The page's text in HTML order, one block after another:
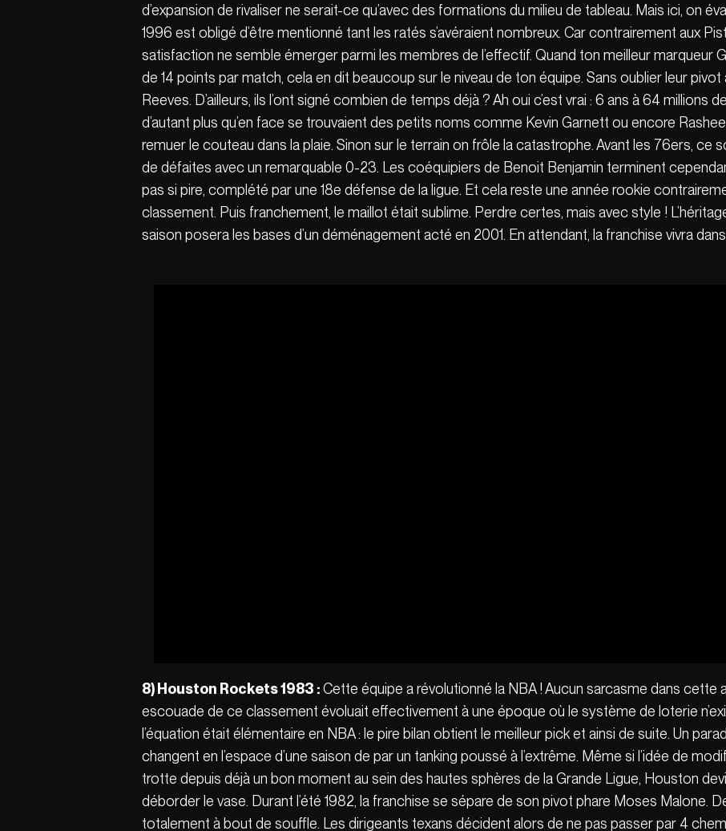
d’expansion de rivaliser ne serait-ce qu’avec des formations du milieu de tableau. Mais ici, on
1996 est obligé d’être mentionné tant les ratés s’avéraient nombreux. Car contrairement aux
satisfaction ne semble émerger parmi les membres de l’effectif. Quand ton meilleur marqueur
de 14 points par match, cela en dit beaucoup sur le niveau de ton équipe. Sans oublier leur
Reeves. D’ailleurs, ils l’ont signé combien de temps déjà ? Ah oui c’est vrai : 6 ans à 64 millions
d’autant plus qu’en face se trouvaient des petits noms comme Kevin Garnett ou encore
remuer le couteau dans la plaie. Sinon sur le terrain on frôle la catastrophe. Avant les 76ers, ce
de défaites avec un remarquable 0-23. Les coéquipiers de Benoit Benjamin terminent
pas si pire, complété par une 18e défense de la ligue. Et cela reste une année rookie
classement. Puis franchement, le maillot était sublime. Perdre certes, mais avec style !
saison posera les bases d’un déménagement acté en 2001. En attendant, la franchise vivra
8)Houston Rockets 1983 :Cette équipe a révolutionné la NBA ! Aucun sarcasme dans cette
escouade de ce classement évoluait effectivement à une époque où le système de loterie
l’équation était élémentaire en NBA : le pire bilan obtient le meilleur pick et ainsi de suite. Un
changent en l’espace d’une saison de par un tanking poussé à l’extrême. Même si l’idée de
trotte depuis déjà un bon moment au sein des hautes sphères de la Grande Ligue, Houston
déborder le vase. Durant l’été 1982, la franchise se sépare de son pivot phare Moses Malone.
totalement à bout de souffle. Les dirigeants texans décident alors de ne pas passer par 4